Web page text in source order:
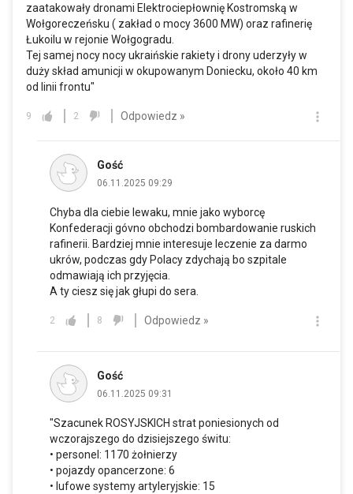
zaatakowały dronami Elektrociepłownię Kostromską w
Wołgoreczeńsku ( zakład o mocy 3600 MW) oraz rafinerię
Łukoilu w rejonie Wołgogradu.
Tej samej nocy nocy ukraińskie rakiety i drony uderzyły w
duży skład amunicji w okupowanym Doniecku, około 40 km
od linii frontu"
9 2 Odpowiedz »
Gość
06.11.2025 09:29
Chyba dla ciebie lewaku, mnie jako wyborcę
Konfederacji góvno obchodzi bombardowanie ruskich
rafinerii. Bardziej mnie interesuje leczenie za darmo
ukrów, podczas gdy Polacy zdychają bo szpitale
odmawiają ich przyjęcia.
A ty ciesz się jak głupi do sera.
2 8 Odpowiedz »
Gość
06.11.2025 09:31
"Szacunek ROSYJSKICH strat poniesionych od
wczorajszego do dzisiejszego świtu:
• personel: 1170 żołnierzy
• pojazdy opancerzone: 6
• lufowe systemy artyleryjskie: 15